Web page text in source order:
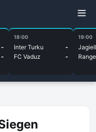
-
-
18:00
Inter Turku
-
FC Vaduz
-
19:00